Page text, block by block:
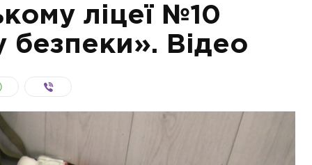
ліцеї №10
безпеки». Відео